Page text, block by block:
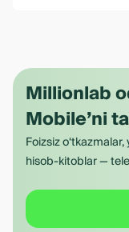
Millionlab
Mobile’ni
Foizsiz
hisob-kitoblar —